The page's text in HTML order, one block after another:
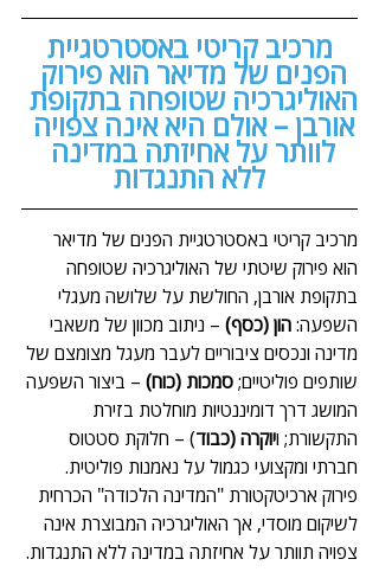
מרכיב קריטי באסטרטגיית
הפנים של מדיאר הוא פירוק
האוליגרכיה שטופחה בתקופת
אורבן – אולם היא אינה צפויה
לוותר על אחיזתה במדינה
ללא התנגדות
מרכיב קריטי באסטרטגיית הפנים של מדיאר
הוא פירוק שיטתי של האוליגרכיה שטופחה
בתקופת אורבן, החולשת על שלושה מעגלי
השפעה: הון (כסף) – ניתוב מכוון של משאבי
מדינה ונכסים ציבוריים לעבר מעגל מצומצם של
שותפים פוליטיים; סמכות (כוח) – ביצור השפעה
המושג דרך דומיננטיות מוחלטת בזירת
התקשורת; ויוקרה (כבוד) – חלוקת סטטוס
חברתי ומקצועי כגמול על נאמנות פוליטית.
פירוק ארכיטקטורת "המדינה הלכודה" הכרחית
לשיקום מוסדי, אך האוליגרכיה המבוצרת אינה
צפויה תוותר על אחיזתה במדינה ללא התנגדות.